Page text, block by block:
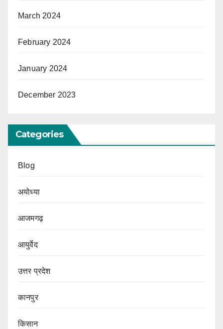
March 2024
February 2024
January 2024
December 2023
Categories
Blog
अयोध्या
आजमगढ़
आयुर्वेद
उत्तर प्रदेश
कानपुर
किसान